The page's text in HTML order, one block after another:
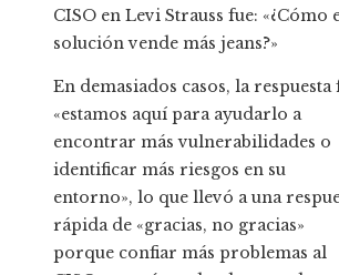
CISO en Levi Strauss fue: «¿Cómo
solución vende más jeans?»
En demasiados casos, la respuesta
«estamos aquí para ayudarlo a
encontrar más vulnerabilidades o
identificar más riesgos en su
entorno», lo que llevó a una
rápida de «gracias, no gracias»
porque confiar más problemas al